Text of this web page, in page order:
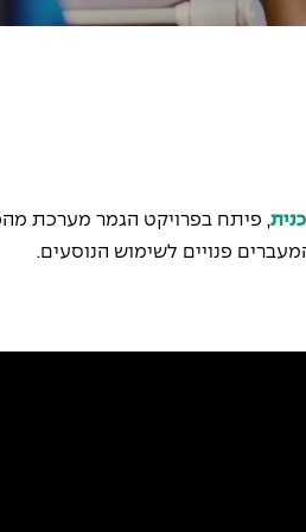
, פיתח בפרויקט הגמר מערכת
פנויים לשימוש הנוסעים.